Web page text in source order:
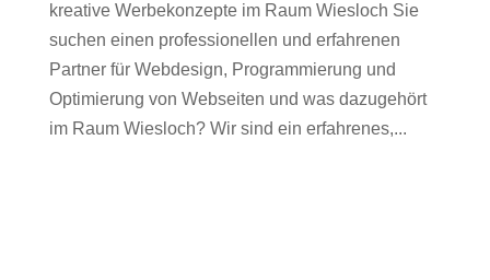
kreative Werbekonzepte im Raum Wiesloch Sie
suchen einen professionellen und erfahrenen
Partner für Webdesign, Programmierung und
Optimierung von Webseiten und was dazugehört
im Raum Wiesloch? Wir sind ein erfahrenes,...